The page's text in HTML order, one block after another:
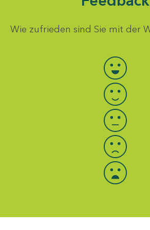
Wie zufrieden sind Sie mit der
Bewertung